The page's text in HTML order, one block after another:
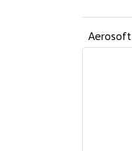
Aerosoft